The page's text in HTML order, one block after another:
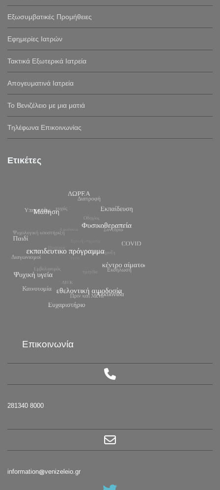
Εξωσυμβατικές Προμήθειες
Εφημερίες Ιατρών
Τακτικά Εξωτερικά Ιατρεία
Απογευματινά Ιατρεία
Το Βενιζέλειο με μια ματιά
Τηλέφωνα Επικοινωνίας
Ετικέτες
Επικοινωνία
281340 8000
information venizeleio.gr